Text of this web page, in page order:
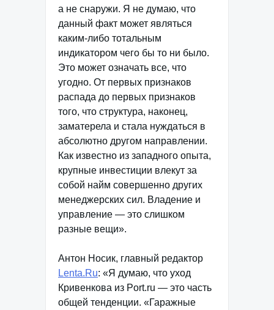
а не снаружи. Я не думаю, что
данный факт может являться
каким-либо тотальным
индикатором чего бы то ни было.
Это может означать все, что
угодно. От первых признаков
распада до первых признаков
того, что структура, наконец,
заматерела и стала нуждаться в
абсолютно другом направлении.
Как известно из западного опыта,
крупные инвестиции влекут за
собой найм совершенно других
менеджерских сил. Владение и
управление — это слишком
разные вещи».
Антон Носик, главный редактор
Lenta.Ru: «Я думаю, что уход
Кривенкова из Port.ru — это часть
общей тенденции. «Гаражные